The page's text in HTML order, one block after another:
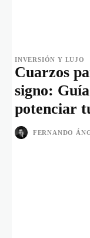
INVERSIÓN Y LUJO
Cuarzos
signo:
potenciar
FERNANDO